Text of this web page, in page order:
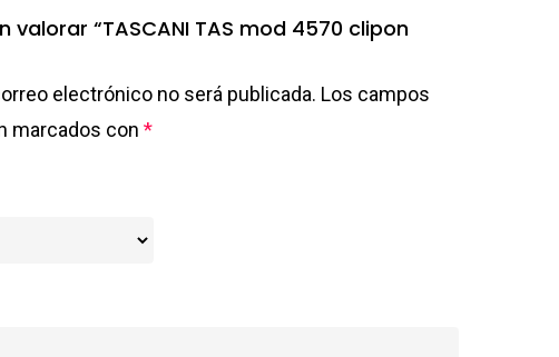
valorar “TASCANI TAS mod 4570 clipon
electrónico no será publicada. Los campos
marcados con *